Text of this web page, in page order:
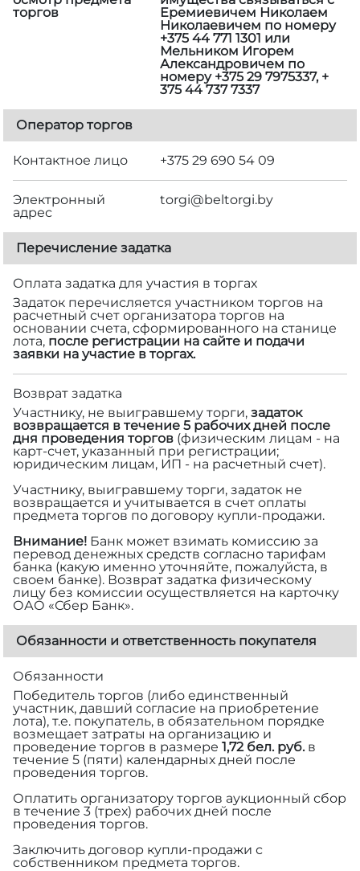
торгов
Еремиевичем Николаем
Николаевичем по номеру
+375 44 771 1301 или
Мельником Игорем
Александровичем по
номеру +375 29 7975337, +
375 44 737 7337
Оператор торгов
Контактное лицо +375 29 690 54 09
Электронный
адрес
torgi@beltorgi.by
Перечисление задатка
Оплата задатка для участия в торгах
Задаток перечисляется участником торгов на
расчетный счет организатора торгов на
основании счета, сформированного на станице
лота, после регистрации на сайте и подачи
заявки на участие в торгах.
Возврат задатка
Участнику, не выигравшему торги, задаток
возвращается в течение 5 рабочих дней после
дня проведения торгов (физическим лицам - на
карт-счет, указанный при регистрации;
юридическим лицам, ИП - на расчетный счет).
Участнику, выигравшему торги, задаток не
возвращается и учитывается в счет оплаты
предмета торгов по договору купли-продажи.
Внимание! Банк может взимать комиссию за
перевод денежных средств согласно тарифам
банка (какую именно уточняйте, пожалуйста, в
своем банке). Возврат задатка физическому
лицу без комиссии осуществляется на карточку
ОАО «Сбер Банк».
Обязанности и ответственность покупателя
Обязанности
Победитель торгов (либо единственный
участник, давший согласие на приобретение
лота), т.е. покупатель, в обязательном порядке
возмещает затраты на организацию и
проведение торгов в размере 1,72 бел. руб.в
течение 5 (пяти) календарных дней после
проведения торгов.
Оплатить организатору торгов аукционный сбор
в течение 3 (трех) рабочих дней после
проведения торгов.
Заключить договор купли-продажи с
собственником предмета торгов.